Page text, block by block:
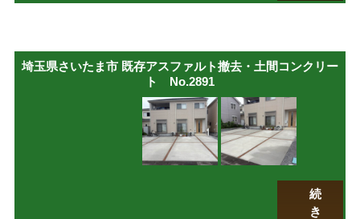
埼玉県さいたま市 既存アスファルト撤去・土間コンクリー
ト No.2891
続
き